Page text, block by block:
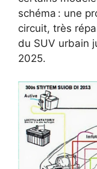
schéma : une
circuit, très
du SUV urbain
2025.